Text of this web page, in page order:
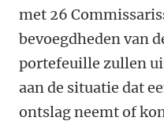
met 26
bevoegdheden van
portefeuille zullen
aan de situatie dat
ontslag neemt of